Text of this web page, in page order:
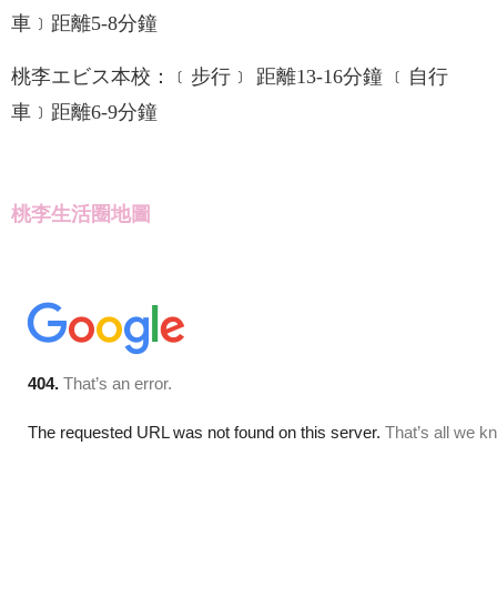
車﹞距離5-8分鐘
桃李エビス本校：﹝步行﹞ 距離13-16分鐘 ﹝自行
車﹞距離6-9分鐘
桃李生活圈地圖